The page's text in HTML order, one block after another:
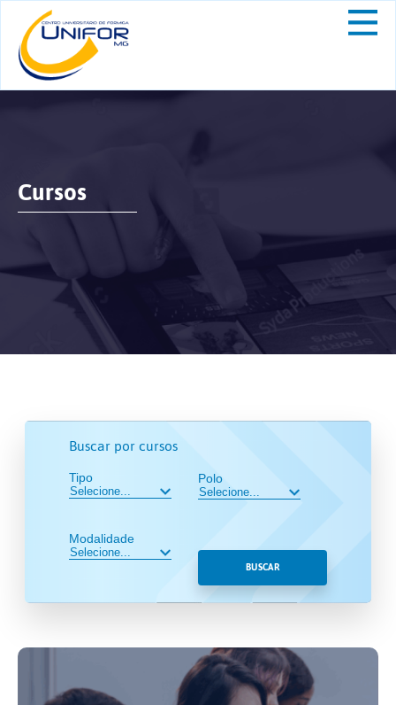
Cursos
Buscar por cursos
Tipo
Modalidade
Polo
BUSCAR